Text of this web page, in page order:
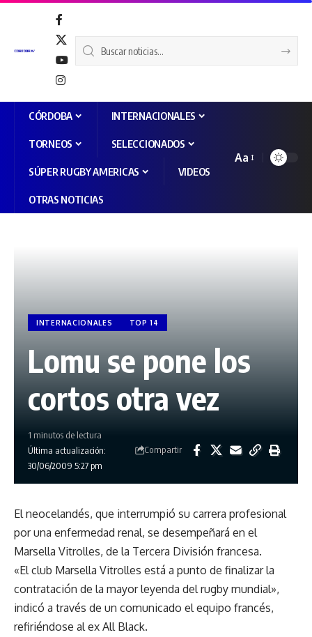
CÓRDOBA INTERNACIONALES
TORNEOS SELECCIONADOS
SÚPER RUGBY AMERICAS VIDEOS
OTRAS NOTICIAS
Aa
INTERNACIONALES TOP 14
Lomu se pone los
cortos otra vez
Última actualización:
30/06/2009 5:27 pm
1 minutos de lectura
Compartir
El neocelandés, que interrumpió su carrera profesional
por una enfermedad renal, se desempeñará en el
Marsella Vitrolles, de la Tercera División francesa.
«El club Marsella Vitrolles está a punto de finalizar la
contratación de la mayor leyenda del rugby mundial»,
indicó a través de un comunicado el equipo francés,
refiriéndose al ex All Black.